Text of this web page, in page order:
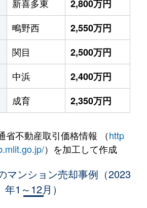
新喜多東
2,800万円
鴫野西
2,550万円
関目
2,500万円
中浜
2,400万円
成育 2,350万円
省不動産取引価格情報 （http
）を加工して作成
マンション売却事例（2023
年1～12月）